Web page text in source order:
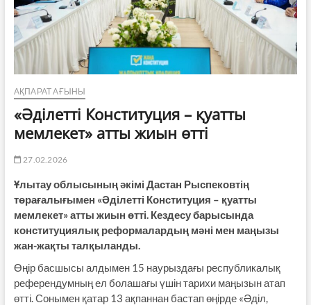
АҚПАРАТ АҒЫНЫ
«Әділетті Конституция – қуатты
мемлекет» атты жиын өтті
27.02.2026
Ұлытау облысының әкімі Дастан Рыспековтің
төрағалығымен «Әділетті Конституция – қуатты
мемлекет» атты жиын өтті. Кездесу барысында
конституциялық реформалардың мәні мен маңызы
жан-жақты талқыланды.
Өңір басшысы алдымен 15 наурыздағы республикалық
референдумның ел болашағы үшін тарихи маңызын атап
өтті. Сонымен қатар 13 ақпаннан бастап өңірде «Әділ,